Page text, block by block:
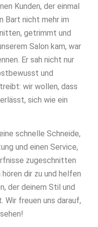
Kunden, der einmal
Bart nicht mehr im
getrimmt und
Salon kam, war
Er sah nicht nur
und
wir wollen, dass
sich wie ein
schnelle Schneide,
und einen Service,
zugeschnitten
dir zu und helfen
der deinem Stil und
freuen uns darauf,